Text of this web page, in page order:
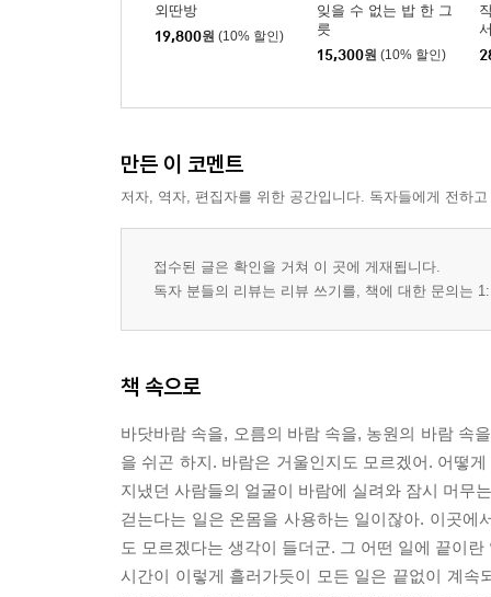
외딴방
19,800원 (10% 할인)
잊을 수 없는 밥 한 그
릇
15,300원 (10% 할인)
만든 이 코멘트
저자, 역자, 편집자를 위한 공간입니다. 독자들에게 전하
접수된 글은 확인을 거쳐 이 곳에 게재됩니다.
독자 분들의 리뷰는 리뷰 쓰기를, 책에 대한 문의는
책 속으로
바닷바람 속을, 오름의 바람 속을, 농원의 바람
을 쉬곤 하지. 바람은 거울인지도 모르겠어. 어떻
지냈던 사람들의 얼굴이 바람에 실려와 잠시 머무
걷는다는 일은 온몸을 사용하는 일이잖아. 이곳
도 모르겠다는 생각이 들더군. 그 어떤 일에 끝이
시간이 이렇게 흘러가듯이 모든 일은 끝없이 계